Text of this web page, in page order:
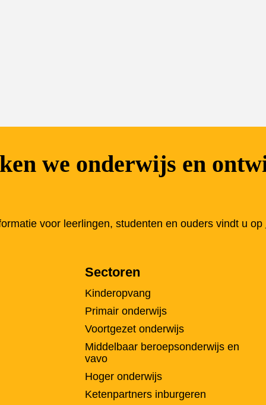
we onderwijs en
voor leerlingen, studenten en ouders vindt u op
Sectoren
Kinderopvang
Primair onderwijs
Voortgezet onderwijs
Middelbaar beroepsonderwijs en
vavo
Hoger onderwijs
Ketenpartners inburgeren